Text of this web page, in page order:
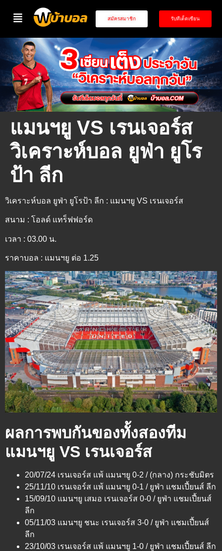
สมัครสมาชิก รับทีเด็ดเซียน
แมนฯยู VS เรนเจอร์ส
วิเคราะห์บอล ยูฟ่า ยูโร
ป้า ลีก
วิเคราะห์บอล ยูฟ่า ยูโรป้า ลีก : แมนฯยู VS เรนเจอร์ส
สนาม : โอลด์ แทร็ฟฟอร์ด
เวลา : 03.00 น.
ราคาบอล : แมนฯยู ต่อ 1.25
ผลการพบกันของทั้งสองทีม
แมนฯยู VS เรนเจอร์ส
20/07/24 เรนเจอร์ส แพ้ แมนฯยู 0-2 / (กลาง) กระชับมิตร
25/11/10 เรนเจอร์ส แพ้ แมนฯยู 0-1 / ยูฟ่า แชมเปี้ยนส์ ลีก
15/09/10 แมนฯยู เสมอ เรนเจอร์ส 0-0 / ยูฟ่า แชมเปี้ยนส์
ลีก
05/11/03 แมนฯยู ชนะ เรนเจอร์ส 3-0 / ยูฟ่า แชมเปี้ยนส์
ลีก
23/10/03 เรนเจอร์ส แพ้ แมนฯยู 1-0 / ยูฟ่า แชมเปี้ยนส์ ลีก